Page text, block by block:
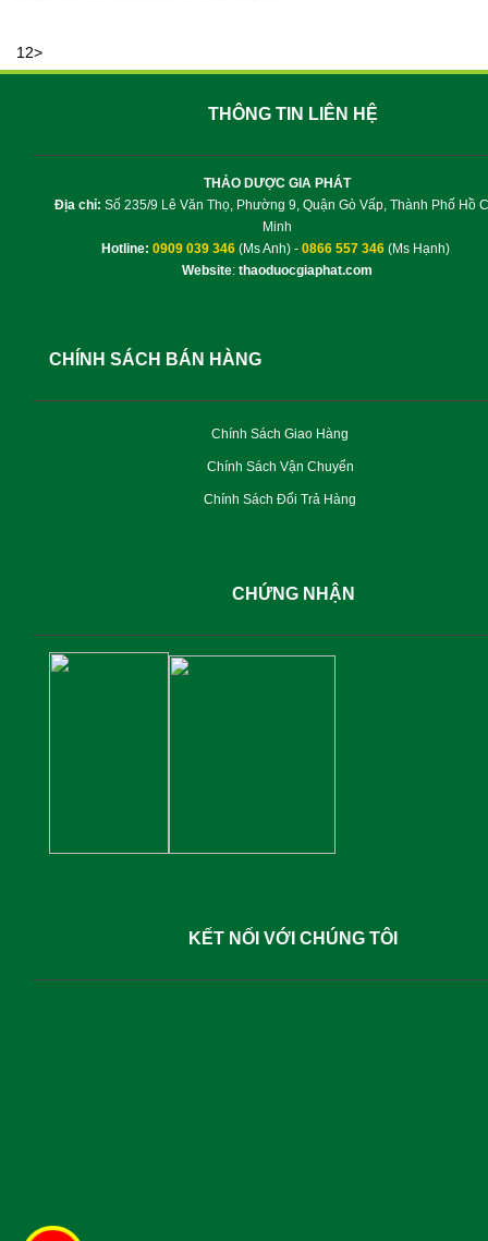
1 2>
THÔNG TIN LIÊN HỆ
THẢO DƯỢC GIA PHÁT
Địa chỉ: Số 235/9 Lê Văn Thọ, Phường 9, Quận Gò Vấp, Thành Phố Hồ
Minh
Hotline: 0909 039 346 (Ms Anh) - 0866 557 346(Ms Hạnh)
Website: thaoduocgiaphat.com
CHÍNH SÁCH BÁN HÀNG
Chính Sách Giao Hàng
Chính Sách Vận Chuyển
Chính Sách Đổi Trả Hàng
CHỨNG NHẬN
KẾT NỐI VỚI CHÚNG TÔI